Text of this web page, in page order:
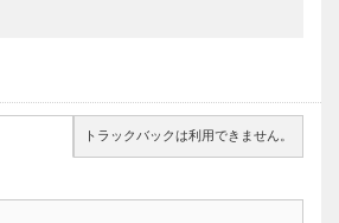
トラックバックは利用できません。